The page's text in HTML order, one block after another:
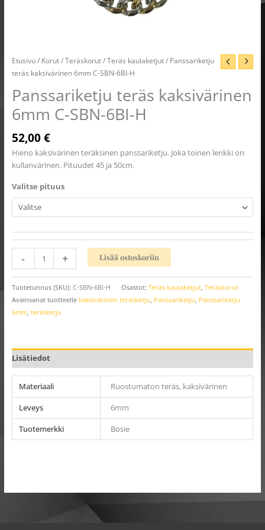
Etusivu/ Korut/Teräskorut/Teräs kaulaketjut/ Panssariketju
teräs kaksivärinen 6mm C-SBN-6BI-H
Panssariketju teräs kaksivärinen
6mm C-SBN-6BI-H
52,00€
Hieno kaksivärinen teräksinen panssariketju. Joka toinen lenkki on
kullanvärinen. Pituudet 45 ja 50cm.
Valitse pituus
- + Lisää ostoskoriin
Tuotetunnus (SKU): C-SBN-6BI-H Osastot: Teräs kaulaketjut, Teräskorut
Avainsanat tuotteelle kaksivärinen teräsketju Panssariketju Panssariketju
6mm, teräsketju
Lisätiedot
Materiaali
Ruostumaton teräs, kaksivärinen
Leveys
6mm
Tuotemerkki
Bosie